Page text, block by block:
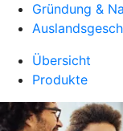
Gründung &
Übersicht
Produkte